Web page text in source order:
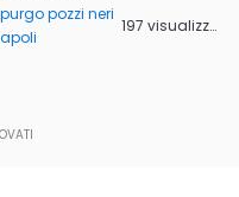
pozzi neri
197 visualizzazioni